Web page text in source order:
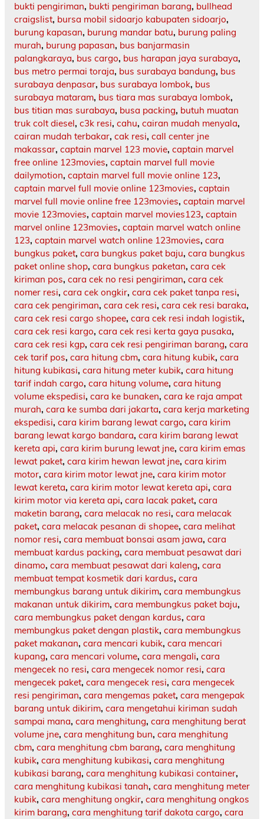
bukti pengiriman, bukti pengiriman barang, bullhead
craigslist, bursa mobil sidoarjo kabupaten sidoarjo,
burung kapasan, burung mandar batu, burung paling
murah, burung papasan, bus banjarmasin
palangkaraya, bus cargo, bus harapan jaya surabaya,
bus metro permai toraja, bus surabaya bandung, bus
surabaya denpasar, bus surabaya lombok, bus
surabaya mataram, bus tiara mas surabaya lombok,
bus titian mas surabaya, busa packing, butuh muatan
truk colt diesel, c3k resi, cahu, cairan mudah menyala,
cairan mudah terbakar, cak resi, call center jne
makassar, captain marvel 123 movie, captain marvel
free online 123movies, captain marvel full movie
dailymotion, captain marvel full movie online 123,
captain marvel full movie online 123movies, captain
marvel full movie online free 123movies, captain marvel
movie 123movies, captain marvel movies123, captain
marvel online 123movies, captain marvel watch online
123, captain marvel watch online 123movies, cara
bungkus paket, cara bungkus paket baju, cara bungkus
paket online shop, cara bungkus paketan, cara cek
kiriman pos, cara cek no resi pengiriman, cara cek
nomer resi, cara cek ongkir, cara cek paket tanpa resi,
cara cek pengiriman, cara cek resi, cara cek resi baraka,
cara cek resi cargo shopee, cara cek resi indah logistik,
cara cek resi kargo, cara cek resi kerta gaya pusaka,
cara cek resi kgp, cara cek resi pengiriman barang, cara
cek tarif pos, cara hitung cbm, cara hitung kubik, cara
hitung kubikasi, cara hitung meter kubik, cara hitung
tarif indah cargo, cara hitung volume, cara hitung
volume ekspedisi, cara ke bunaken, cara ke raja ampat
murah, cara ke sumba dari jakarta, cara kerja marketing
ekspedisi, cara kirim barang lewat cargo, cara kirim
barang lewat kargo bandara, cara kirim barang lewat
kereta api, cara kirim burung lewat jne, cara kirim emas
lewat paket, cara kirim hewan lewat jne, cara kirim
motor, cara kirim motor lewat jne, cara kirim motor
lewat kereta, cara kirim motor lewat kereta api, cara
kirim motor via kereta api, cara lacak paket, cara
maketin barang, cara melacak no resi, cara melacak
paket, cara melacak pesanan di shopee, cara melihat
nomor resi, cara membuat bonsai asam jawa, cara
membuat kardus packing, cara membuat pesawat dari
dinamo, cara membuat pesawat dari kaleng, cara
membuat tempat kosmetik dari kardus, cara
membungkus barang untuk dikirim, cara membungkus
makanan untuk dikirim, cara membungkus paket baju,
cara membungkus paket dengan kardus, cara
membungkus paket dengan plastik, cara membungkus
paket makanan, cara mencari kubik, cara mencari
kupang, cara mencari volume, cara mengali, cara
mengecek no resi, cara mengecek nomor resi, cara
mengecek paket, cara mengecek resi, cara mengecek
resi pengiriman, cara mengemas paket, cara mengepak
barang untuk dikirim, cara mengetahui kiriman sudah
sampai mana, cara menghitung, cara menghitung berat
volume jne, cara menghitung bun, cara menghitung
cbm, cara menghitung cbm barang, cara menghitung
kubik, cara menghitung kubikasi, cara menghitung
kubikasi barang, cara menghitung kubikasi container,
cara menghitung kubikasi tanah, cara menghitung meter
kubik, cara menghitung ongkir, cara menghitung ongkos
kirim barang, cara menghitung tarif dakota cargo, cara